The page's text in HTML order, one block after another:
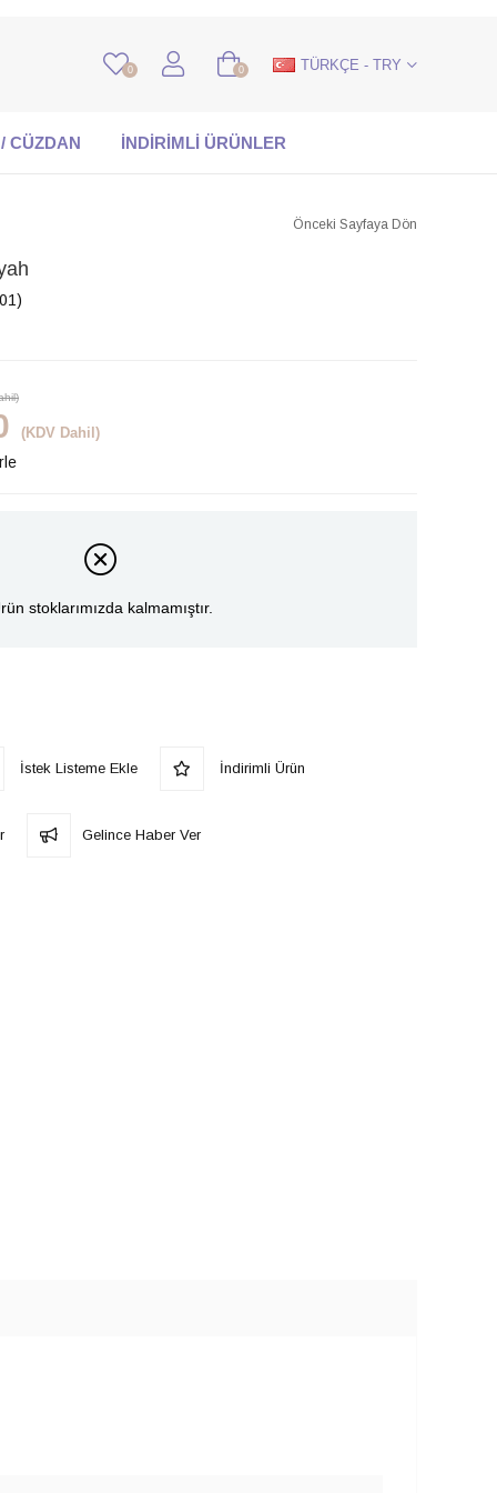
0 0 TÜRKÇE - TRY
CÜZDAN İNDİRİMLİ ÜRÜNLER
Önceki Sayfaya Dön
(KDV Dahil)
stoklarımızda kalmamıştır.
İstek Listeme Ekle İndirimli Ürün
Gelince Haber Ver